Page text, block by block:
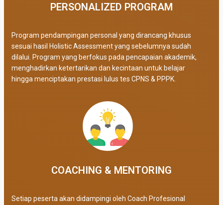
PERSONALIZED PROGRAM​
Program pendampingan personal yang dirancang khusus
sesuai hasil Holistic Assessment yang sebelumnya sudah
dilalui. Program yang berfokus pada pencapaian akademik,
menghadirkan ketertarikan dan kecintaan untuk belajar
hingga menciptakan prestasi lulus tes CPNS & PPPK.
COACHING & MENTORING
Setiap peserta akan didampingi oleh Coach Profesional